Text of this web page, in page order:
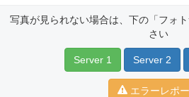
写真が見られない場合は、下の「フォ
さい
Server 1 Server 2
エラーレポ